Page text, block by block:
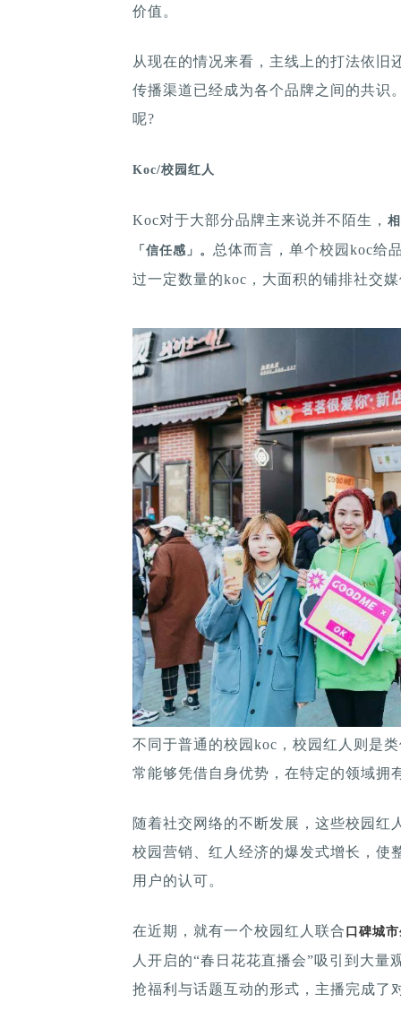
价值。
从现在的情况来看，主线上的打法依旧
传播渠道已经成为各个品牌之间的共识
呢?
Koc/校园红人
Koc对于大部分品牌主来说并不陌生，
「信任感」。 总体而言，单个校园koc给
过一定数量的koc，大面积的铺排社交
不同于普通的校园koc，校园红人则是
常能够凭借自身优势，在特定的领域拥
随着社交网络的不断发展，这些校园红
校园营销、红人经济的爆发式增长，使
用户的认可。
在近期，就有一个校园红人联合 口碑城
人开启的“春日花花直播会”吸引到大
抢福利与话题互动的形式，主播完成了